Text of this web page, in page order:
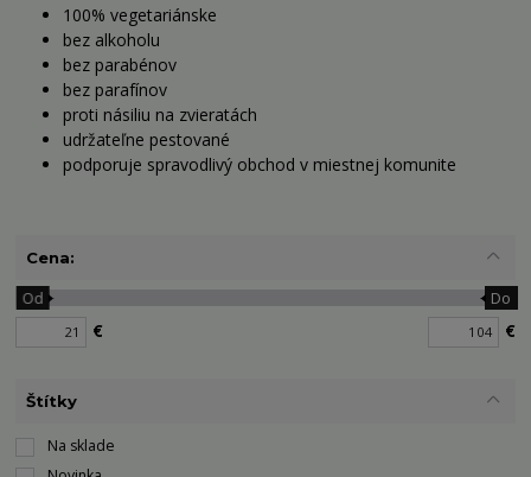
100% vegetariánske
bez alkoholu
bez parabénov
bez parafínov
proti násiliu na zvieratách
udržateľne pestované
podporuje spravodlivý obchod v miestnej komunite
Cena:
€
Od Do
€
Štítky
Na sklade